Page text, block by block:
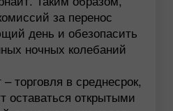
за перенос
день и обезопасить
ночных колебаний
торговля в среднесрок,
оставаться открытыми